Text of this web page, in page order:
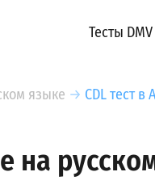
Тесты DMV
языке → CDL тест
на